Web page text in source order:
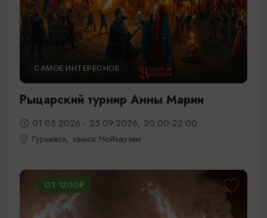
САМОЕ ИНТЕРЕСНОЕ
Рыцарский турнир Анны Марии
01.05.2026 - 25.09.2026, 20:00-22:00
Гурьевск, замок Нойхаузен
ОТ 1200₽